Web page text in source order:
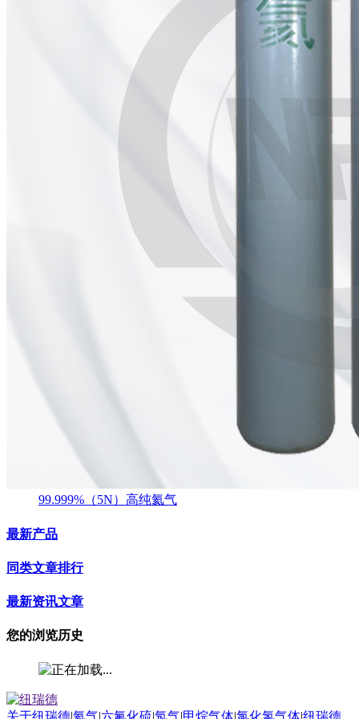
99.999%（5N）高纯氦气
最新产品
同类文章排行
最新资讯文章
您的浏览历史
关于纽瑞德|氦气|六氟化硫|氖气|甲烷气体|氯化氢气体|纽瑞德